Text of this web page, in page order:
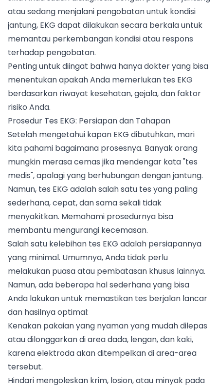
atau sedang menjalani pengobatan untuk kondisi
jantung, EKG dapat dilakukan secara berkala untuk
memantau perkembangan kondisi atau respons
terhadap pengobatan.
Penting untuk diingat bahwa hanya dokter yang bisa
menentukan apakah Anda memerlukan tes EKG
berdasarkan riwayat kesehatan, gejala, dan faktor
risiko Anda.
Prosedur Tes EKG: Persiapan dan Tahapan
Setelah mengetahui kapan EKG dibutuhkan, mari
kita pahami bagaimana prosesnya. Banyak orang
mungkin merasa cemas jika mendengar kata "tes
medis", apalagi yang berhubungan dengan jantung.
Namun, tes EKG adalah salah satu tes yang paling
sederhana, cepat, dan sama sekali tidak
menyakitkan. Memahami prosedurnya bisa
membantu mengurangi kecemasan.
Salah satu kelebihan tes EKG adalah persiapannya
yang minimal. Umumnya, Anda tidak perlu
melakukan puasa atau pembatasan khusus lainnya.
Namun, ada beberapa hal sederhana yang bisa
Anda lakukan untuk memastikan tes berjalan lancar
dan hasilnya optimal:
Kenakan pakaian yang nyaman yang mudah dilepas
atau dilonggarkan di area dada, lengan, dan kaki,
karena elektroda akan ditempelkan di area-area
tersebut.
Hindari mengoleskan krim, losion, atau minyak pada